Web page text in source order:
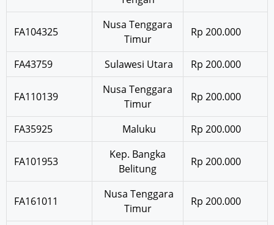
FA104325
Nusa Tenggara
Timur
Rp 200.000
FA43759 Sulawesi Utara Rp 200.000
FA110139
Nusa Tenggara
Timur
Rp 200.000
FA35925 Maluku Rp 200.000
FA101953
Kep. Bangka
Belitung
Rp 200.000
FA161011
Nusa Tenggara
Timur
Rp 200.000